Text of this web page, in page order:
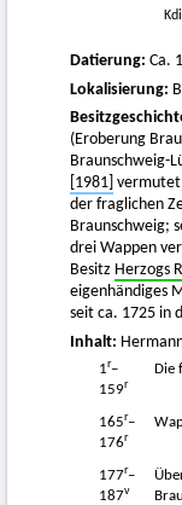
Datierung: Ca.
Lokalisierung:
(Eroberung
Braunschweig-
[1981] vermutet
der fraglichen
Braunschweig;
drei Wappen
Besitz Herzogs
eigenhändiges
seit ca. 1725 in
Inhalt:
1r–
159r
Die
165r–
176r
177r–
187v